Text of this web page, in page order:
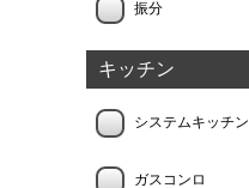
振分
キッチン
システムキッチン
ガスコンロ